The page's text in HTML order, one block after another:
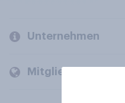
Unternehmen
Mitglieder und